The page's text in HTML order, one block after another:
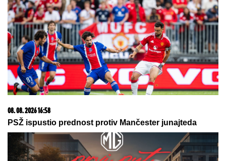
08. 08. 2026 16:58
PSŽ ispustio prednost protiv Mančester junajteda